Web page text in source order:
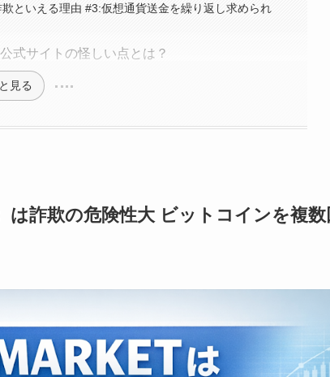
といえる理由 #3:仮想通貨送金を繰り返し求められ
式サイトの怪しい点とは？
見る
詐欺の危険性大 ビットコインを複数